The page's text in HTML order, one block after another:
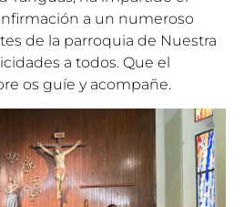
a un numeroso
de la parroquia de Nuestra
a todos. Que el
os guíe y acompañe.